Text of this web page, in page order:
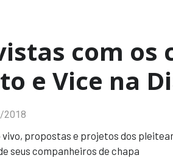
com os
e Vice na
2018
propostas e projetos dos
seus companheiros de chapa